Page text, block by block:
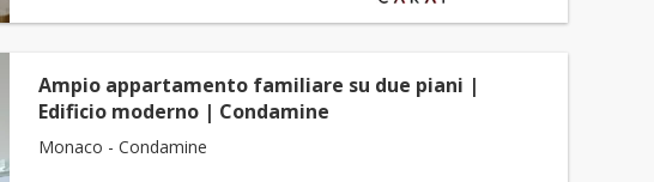
Ampio appartamento familiare su due piani |
Edificio moderno | Condamine
Monaco - Condamine